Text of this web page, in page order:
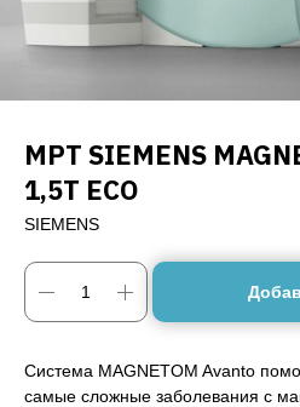
МРТ SIEMENS
1,5T ECO
SIEMENS
Система MAGNETOM Avanto
самые сложные заболевания с